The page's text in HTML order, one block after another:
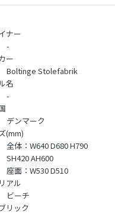
ナー
-
ー
Boltinge Stolefabrik
名
-
デンマーク
(mm)
全体：W640 D680 H790
SH420 AH600
座面：W530 D510
アル
ビーチ
リック